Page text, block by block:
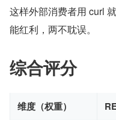
这样外部消费者用 curl
能红利，两不耽误。
综合评分
维度（权重）